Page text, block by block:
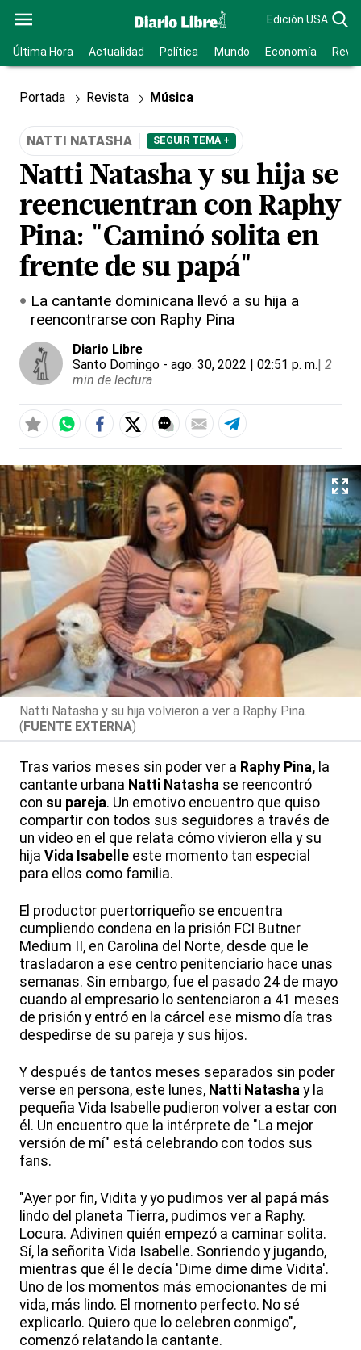
Edición USA
Última Hora Actualidad Política Mundo Economía
Portada Revista Música
NATTI NATASHA SEGUIR TEMA +
Natti Natasha y su hija se
reencuentran con Raphy
Pina: "Caminó solita en
frente de su papá"
La cantante dominicana llevó a su hija a
reencontrarse con Raphy Pina
Diario Libre
Santo Domingo - ago. 30, 2022 | 02:51 p. m.| 2
min de lectura
Natti Natasha y su hija volvieron a ver a Raphy Pina.
(FUENTE EXTERNA)
Tras varios meses sin poder ver a Raphy Pina, la
cantante urbana Natti Natasha se reencontró
con su pareja. Un emotivo encuentro que quiso
compartir con todos sus seguidores a través de
un video en el que relata cómo vivieron ella y su
hija Vida Isabelle este momento tan especial
para ellos como familia.
El productor puertorriqueño se encuentra
cumpliendo condena en la prisión FCI Butner
Medium II, en Carolina del Norte, desde que le
trasladaron a ese centro penitenciario hace unas
semanas. Sin embargo, fue el pasado 24 de mayo
cuando al empresario lo sentenciaron a 41 meses
de prisión y entró en la cárcel ese mismo día tras
despedirse de su pareja y sus hijos.
Y después de tantos meses separados sin poder
verse en persona, este lunes, Natti Natasha y la
pequeña Vida Isabelle pudieron volver a estar con
él. Un encuentro que la intérprete de "La mejor
versión de mí" está celebrando con todos sus
fans.
"Ayer por fin, Vidita y yo pudimos ver al papá más
lindo del planeta Tierra, pudimos ver a Raphy.
Locura. Adivinen quién empezó a caminar solita.
Sí, la señorita Vida Isabelle. Sonriendo y jugando,
mientras que él le decía 'Dime dime dime Vidita'.
Uno de los momentos más emocionantes de mi
vida, más lindo. El momento perfecto. No sé
explicarlo. Quiero que lo celebren conmigo",
comenzó relatando la cantante.